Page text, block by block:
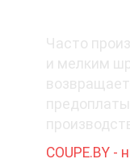
Часто
и мелким
COUPE.BY -